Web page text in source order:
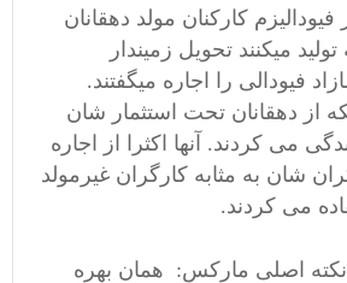
کارکنان مولد دهقانان
میکنند تحویل زمیندار
فیودالی را اجاره میگفتند.
از دهقانان تحت استثمار شان
می کردند. آنها اکثرا از اجاره
شان به مثابه کارگران غیرمولد
می کردند.
اصلی مارکس: همان بهره